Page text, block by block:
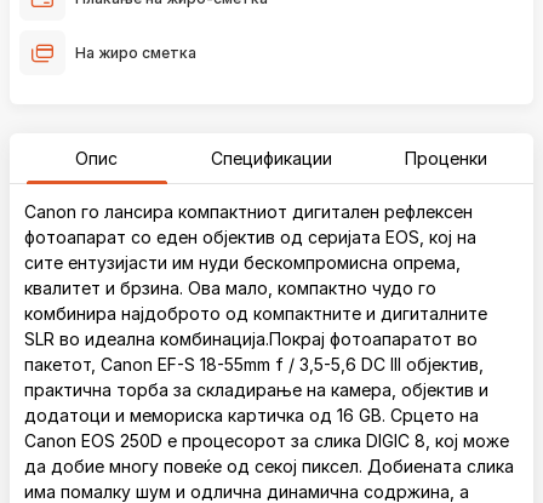
На жиро сметка
Опис Спецификации Проценки
Canon го лансира компактниот дигитален рефлексен
фотоапарат со еден објектив од серијата EOS, кој на
сите ентузијасти им нуди бескомпромисна опрема,
квалитет и брзина. Ова мало, компактно чудо го
комбинира најдоброто од компактните и дигиталните
SLR во идеална комбинација.Покрај фотоапаратот во
пакетот, Canon EF-S 18-55mm f / 3,5-5,6 DC III објектив,
практична торба за складирање на камера, објектив и
додатоци и мемориска картичка од 16 GB. Срцето на
Canon EOS 250D е процесорот за слика DIGIC 8, кој може
да добие многу повеќе од секој пиксел. Добиената слика
има помалку шум и одлична динамична содржина, а